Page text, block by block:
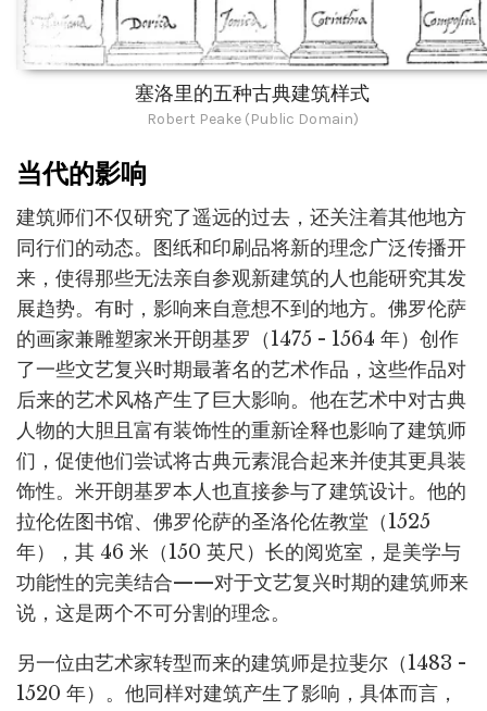
塞洛里的五种古典建筑样式
Robert Peake (Public Domain)
当代的影响
建筑师们不仅研究了遥远的过去，还关注着其他地方
同行们的动态。图纸和印刷品将新的理念广泛传播开
来，使得那些无法亲自参观新建筑的人也能研究其发
展趋势。有时，影响来自意想不到的地方。佛罗伦萨
的画家兼雕塑家米开朗基罗（1475 - 1564 年）创作
了一些文艺复兴时期最著名的艺术作品，这些作品对
后来的艺术风格产生了巨大影响。他在艺术中对古典
人物的大胆且富有装饰性的重新诠释也影响了建筑师
们，促使他们尝试将古典元素混合起来并使其更具装
饰性。米开朗基罗本人也直接参与了建筑设计。他的
拉伦佐图书馆、佛罗伦萨的圣洛伦佐教堂（1525
年），其 46 米（150 英尺）长的阅览室，是美学与
功能性的完美结合——对于文艺复兴时期的建筑师来
说，这是两个不可分割的理念。
另一位由艺术家转型而来的建筑师是拉斐尔（1483 -
1520 年）。他同样对建筑产生了影响，具体而言，